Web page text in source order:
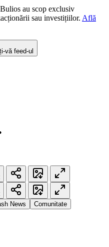
au scop exclusiv
sau investițiilor. Află
vă feed-ul
News Comunitate